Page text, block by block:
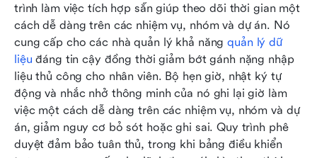
trình làm việc tích hợp sẵn giúp theo dõi thời gian một
cách dễ dàng trên các nhiệm vụ, nhóm và dự án. Nó
cung cấp cho các nhà quản lý khả năng quản lý dữ
liệu đáng tin cậy đồng thời giảm bớt gánh nặng nhập
liệu thủ công cho nhân viên. Bộ hẹn giờ, nhật ký tự
động và nhắc nhở thông minh của nó ghi lại giờ làm
việc một cách dễ dàng trên các nhiệm vụ, nhóm và dự
án, giảm nguy cơ bỏ sót hoặc ghi sai. Quy trình phê
duyệt đảm bảo tuân thủ, trong khi bảng điều khiển